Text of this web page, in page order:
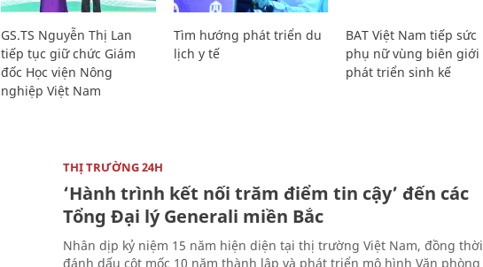
GS.TS Nguyễn Thị Lan
tiếp tục giữ chức Giám
đốc Học viện Nông
nghiệp Việt Nam
Tìm hướng phát triển du
lịch y tế
BAT Việt Nam tiếp sức
phụ nữ vùng biên giới
phát triển sinh kế
THỊ TRƯỜNG 24H
‘Hành trình kết nối trăm điểm tin cậy’ đến các
Tổng Đại lý Generali miền Bắc
Nhân dịp kỷ niệm 15 năm hiện diện tại thị trường Việt Nam, đồng thời
đánh dấu cột mốc 10 năm thành lập và phát triển mô hình Văn phòng